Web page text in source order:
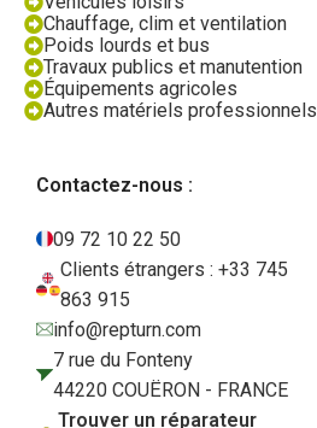
Chauffage, clim et ventilation
Poids lourds et bus
Travaux publics et manutention
Équipements agricoles
Autres matériels professionnels
Contactez-nous :
09 72 10 22 50
Clients étrangers : +33 745
863 915
info@repturn.com
7 rue du Fonteny
44220 COUËRON - FRANCE
Trouver un réparateur